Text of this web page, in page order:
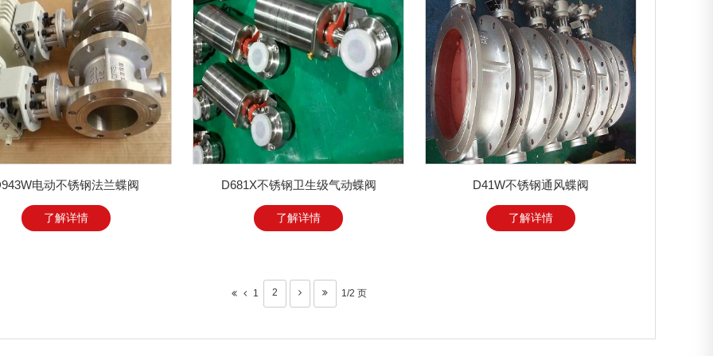
电动不锈钢法兰蝶阀
了解详情
D681X不锈钢卫生级气动蝶阀
了解详情
D41W不锈钢通风蝶阀
了解详情
1 2 1/2 页